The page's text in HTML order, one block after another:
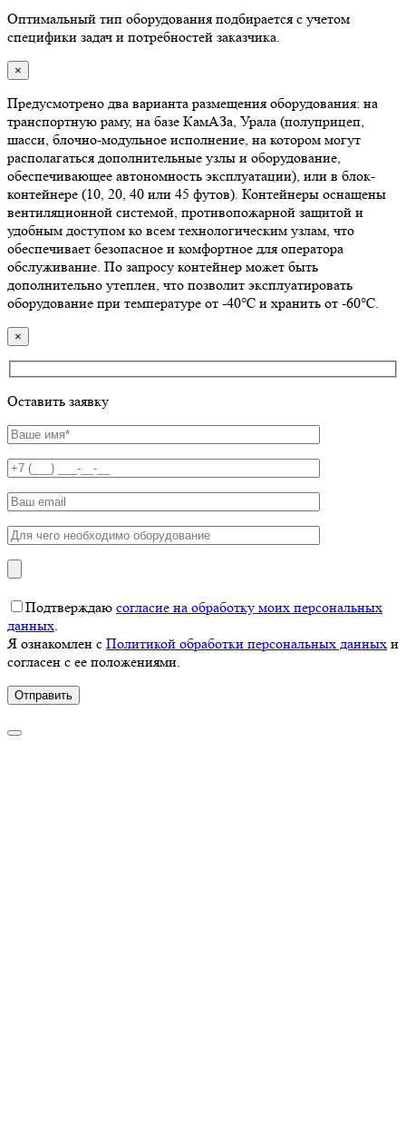
Оптимальный тип оборудования подбирается с учетом
специфики задач и потребностей заказчика.
×
Предусмотрено два варианта размещения оборудования: на
транспортную раму, на базе КамАЗа, Урала (полуприцеп,
шасси, блочно-модульное исполнение, на котором могут
располагаться дополнительные узлы и оборудование,
обеспечивающее автономность эксплуатации), или в блок-
контейнере (10, 20, 40 или 45 футов). Контейнеры оснащены
вентиляционной системой, противопожарной защитой и
удобным доступом ко всем технологическим узлам, что
обеспечивает безопасное и комфортное для оператора
обслуживание. По запросу контейнер может быть
дополнительно утеплен, что позволит эксплуатировать
оборудование при температуре от -40℃ и хранить от -60℃.
×
Оставить заявку
Подтверждаю согласие на обработку моих персональных
данных.
Я ознакомлен с Политикой обработки персональных данных и
согласен с ее положениями.